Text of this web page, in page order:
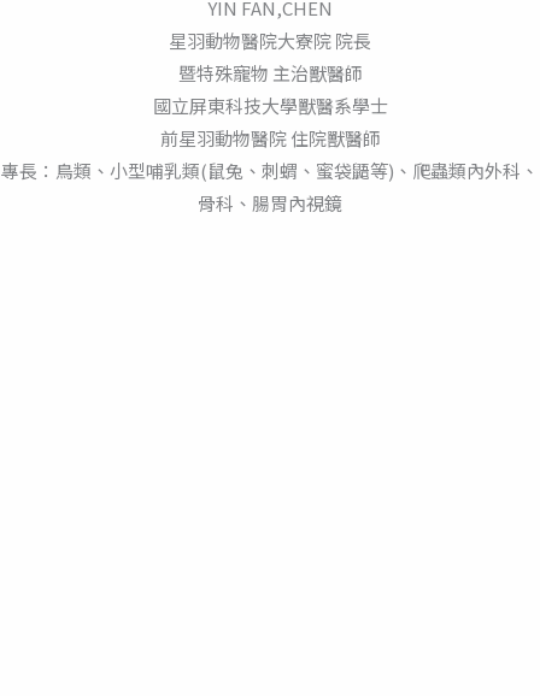
YIN FAN,CHEN
星羽動物醫院大寮院 院長
暨特殊寵物 主治獸醫師
國立屏東科技大學獸醫系學士
前星羽動物醫院 住院獸醫師
專長：鳥類、小型哺乳類(鼠兔、刺蝟、蜜袋鼯等)、爬蟲類內外科、
骨科、腸胃內視鏡